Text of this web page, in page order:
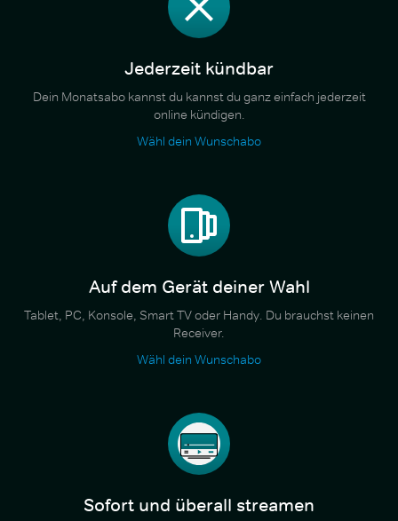
Jederzeit kündbar
Dein Monatsabo kannst du kannst du ganz einfach jederzeit
online kündigen.
Wähl dein Wunschabo
Auf dem Gerät deiner Wahl
Tablet, PC, Konsole, Smart TV oder Handy. Du brauchst keinen
Receiver.
Wähl dein Wunschabo
Sofort und überall streamen